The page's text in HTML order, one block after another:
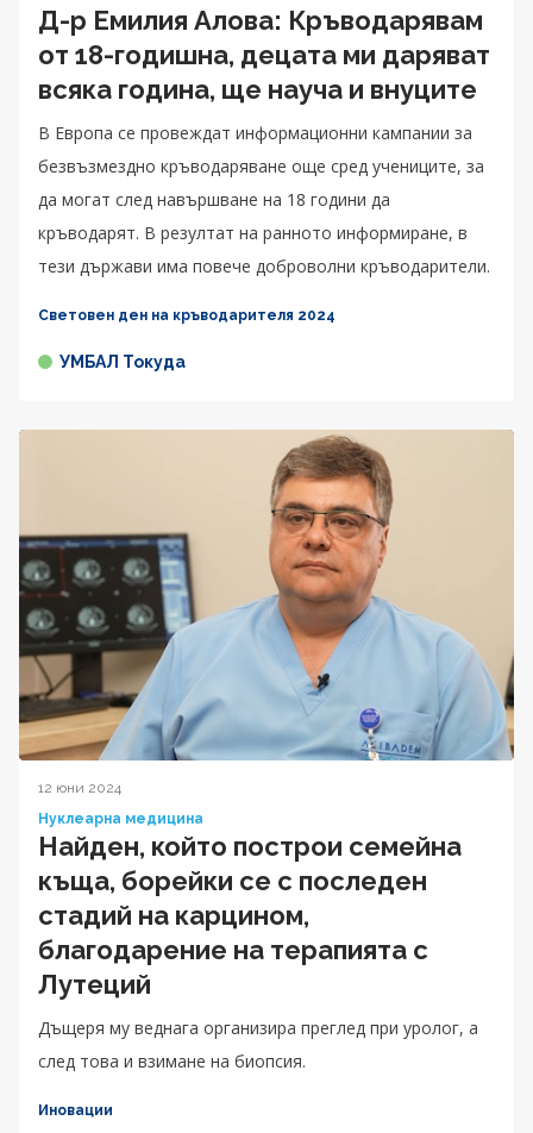
Д-р Емилия Алова: Кръводарявам
от 18-годишна, децата ми даряват
всяка година, ще науча и внуците
В Европа се провеждат информационни кампании за
безвъзмездно кръводаряване още сред учениците, за
да могат след навършване на 18 години да
кръводарят. В резултат на ранното информиране, в
тези държави има повече доброволни кръводарители.
Световен ден на кръводарителя 2024
УМБАЛ Токуда
12 юни 2024
Нуклеарна медицина
Найден, който построи семейна
къща, борейки се с последен
стадий на карцином,
благодарение на терапията с
Лутеций
Дъщеря му веднага организира преглед при уролог, а
след това и взимане на биопсия.
Иновации